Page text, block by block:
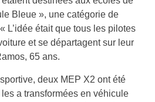
Bleue », une catégorie de
L’idée était que tous les pilotes
et se départagent sur leur
65 ans.
deux MEP X2 ont été
a transformées en véhicule